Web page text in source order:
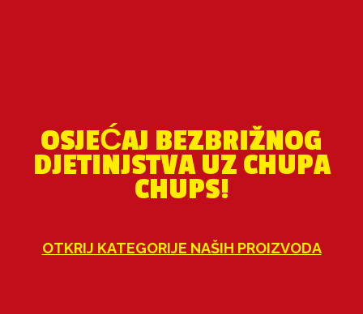
OSJEĆAJ BEZBRIŽNOG
DJETINJSTVA UZ CHUPA
CHUPS!
OTKRIJ KATEGORIJE NAŠIH PROIZVODA